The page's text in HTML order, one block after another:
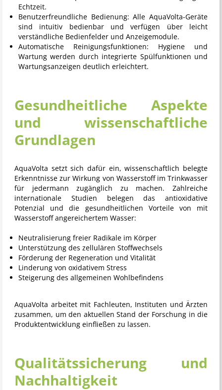
Echtzeit.
Benutzerfreundliche Bedienung: Alle AquaVolta-Geräte
sind intuitiv bedienbar und verfügen über leicht
verständliche Bedienfelder und Anzeigemodule.
Automatische Reinigungsfunktionen: Hygiene und
Wartung werden durch integrierte Spülfunktionen und
Wartungsanzeigen deutlich erleichtert.
Gesundheitliche Aspekte
und wissenschaftliche
Grundlagen
AquaVolta setzt sich dafür ein, wissenschaftlich belegte
Erkenntnisse zur Wirkung von Wasserstoff im Trinkwasser
für jedermann zugänglich zu machen. Zahlreiche
internationale Studien belegen das antioxidative
Potenzial und die gesundheitlichen Vorteile von mit
Wasserstoff angereichertem Wasser:
Neutralisierung freier Radikale im Körper
Unterstützung des zellulären Stoffwechsels
Förderung der Regeneration und Vitalität
Linderung von oxidativem Stress
Steigerung des allgemeinen Wohlbefindens
AquaVolta arbeitet mit Fachleuten, Instituten und Ärzten
zusammen, um den aktuellen Stand der Forschung in die
Produktentwicklung einfließen zu lassen.
Qualitätssicherung und
Nachhaltigkeit